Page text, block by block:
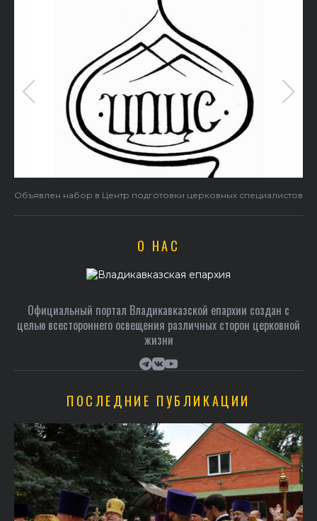
Объявлен набор в Центр подготовки церковных специалистов
О НАС
Официальный портал Владикавказской епархии создан c
целью всестороннего освещения различных сторон церковной
жизни
ПОСЛЕДНИЕ ПУБЛИКАЦИИ